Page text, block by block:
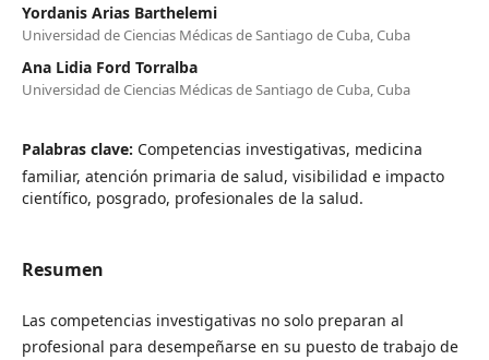
Yordanis Arias Barthelemi
Universidad de Ciencias Médicas de Santiago de Cuba, Cuba
Ana Lidia Ford Torralba
Universidad de Ciencias Médicas de Santiago de Cuba, Cuba
Palabras clave: Competencias investigativas, medicina
familiar, atención primaria de salud, visibilidad e impacto
científico, posgrado, profesionales de la salud.
Resumen
Las competencias investigativas no solo preparan al
profesional para desempeñarse en su puesto de trabajo de